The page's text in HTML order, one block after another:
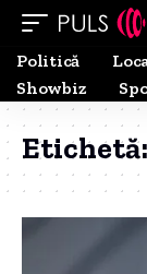
Politică
Showbiz
Etichetă: